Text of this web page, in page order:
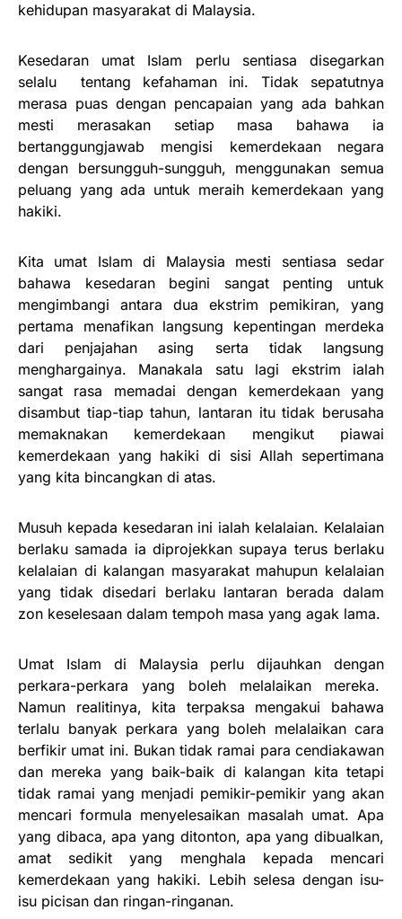
kehidupan masyarakat di Malaysia.
Kesedaran umat Islam perlu sentiasa disegarkan
selalu tentang kefahaman ini. Tidak sepatutnya
merasa puas dengan pencapaian yang ada bahkan
mesti merasakan setiap masa bahawa ia
bertanggungjawab mengisi kemerdekaan negara
dengan bersungguh-sungguh, menggunakan semua
peluang yang ada untuk meraih kemerdekaan yang
hakiki.
Kita umat Islam di Malaysia mesti sentiasa sedar
bahawa kesedaran begini sangat penting untuk
mengimbangi antara dua ekstrim pemikiran, yang
pertama menafikan langsung kepentingan merdeka
dari penjajahan asing serta tidak langsung
menghargainya. Manakala satu lagi ekstrim ialah
sangat rasa memadai dengan kemerdekaan yang
disambut tiap-tiap tahun, lantaran itu tidak berusaha
memaknakan kemerdekaan mengikut piawai
kemerdekaan yang hakiki di sisi Allah sepertimana
yang kita bincangkan di atas.
Musuh kepada kesedaran ini ialah kelalaian. Kelalaian
berlaku samada ia diprojekkan supaya terus berlaku
kelalaian di kalangan masyarakat mahupun kelalaian
yang tidak disedari berlaku lantaran berada dalam
zon keselesaan dalam tempoh masa yang agak lama.
Umat Islam di Malaysia perlu dijauhkan dengan
perkara-perkara yang boleh melalaikan mereka.
Namun realitinya, kita terpaksa mengakui bahawa
terlalu banyak perkara yang boleh melalaikan cara
berfikir umat ini. Bukan tidak ramai para cendiakawan
dan mereka yang baik-baik di kalangan kita tetapi
tidak ramai yang menjadi pemikir-pemikir yang akan
mencari formula menyelesaikan masalah umat. Apa
yang dibaca, apa yang ditonton, apa yang dibualkan,
amat sedikit yang menghala kepada mencari
kemerdekaan yang hakiki. Lebih selesa dengan isu-
isu picisan dan ringan-ringanan.